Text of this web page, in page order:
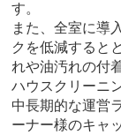
す。
また、全室に導
クを低減すると
れや油汚れの付
ハウスクリーニ
中長期的な運営
ーナー様のキャ